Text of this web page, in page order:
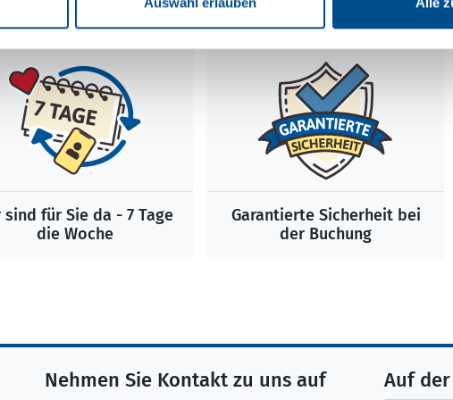
sind für Sie da - 7 Tage
die Woche
Garantierte Sicherheit bei
der Buchung
Nehmen Sie Kontakt zu uns auf Auf